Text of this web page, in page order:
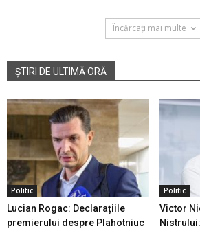
Încărcați mai multe
ȘTIRI DE ULTIMĂ ORĂ
Politic
Lucian Rogac: Declarațiile
premierului despre Plahotniuc
Politic
Victor